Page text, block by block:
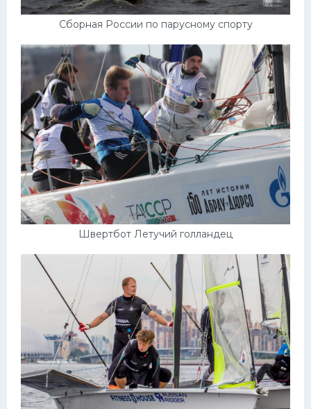
Сборная России по парусному спорту
Швертбот Летучий голландец